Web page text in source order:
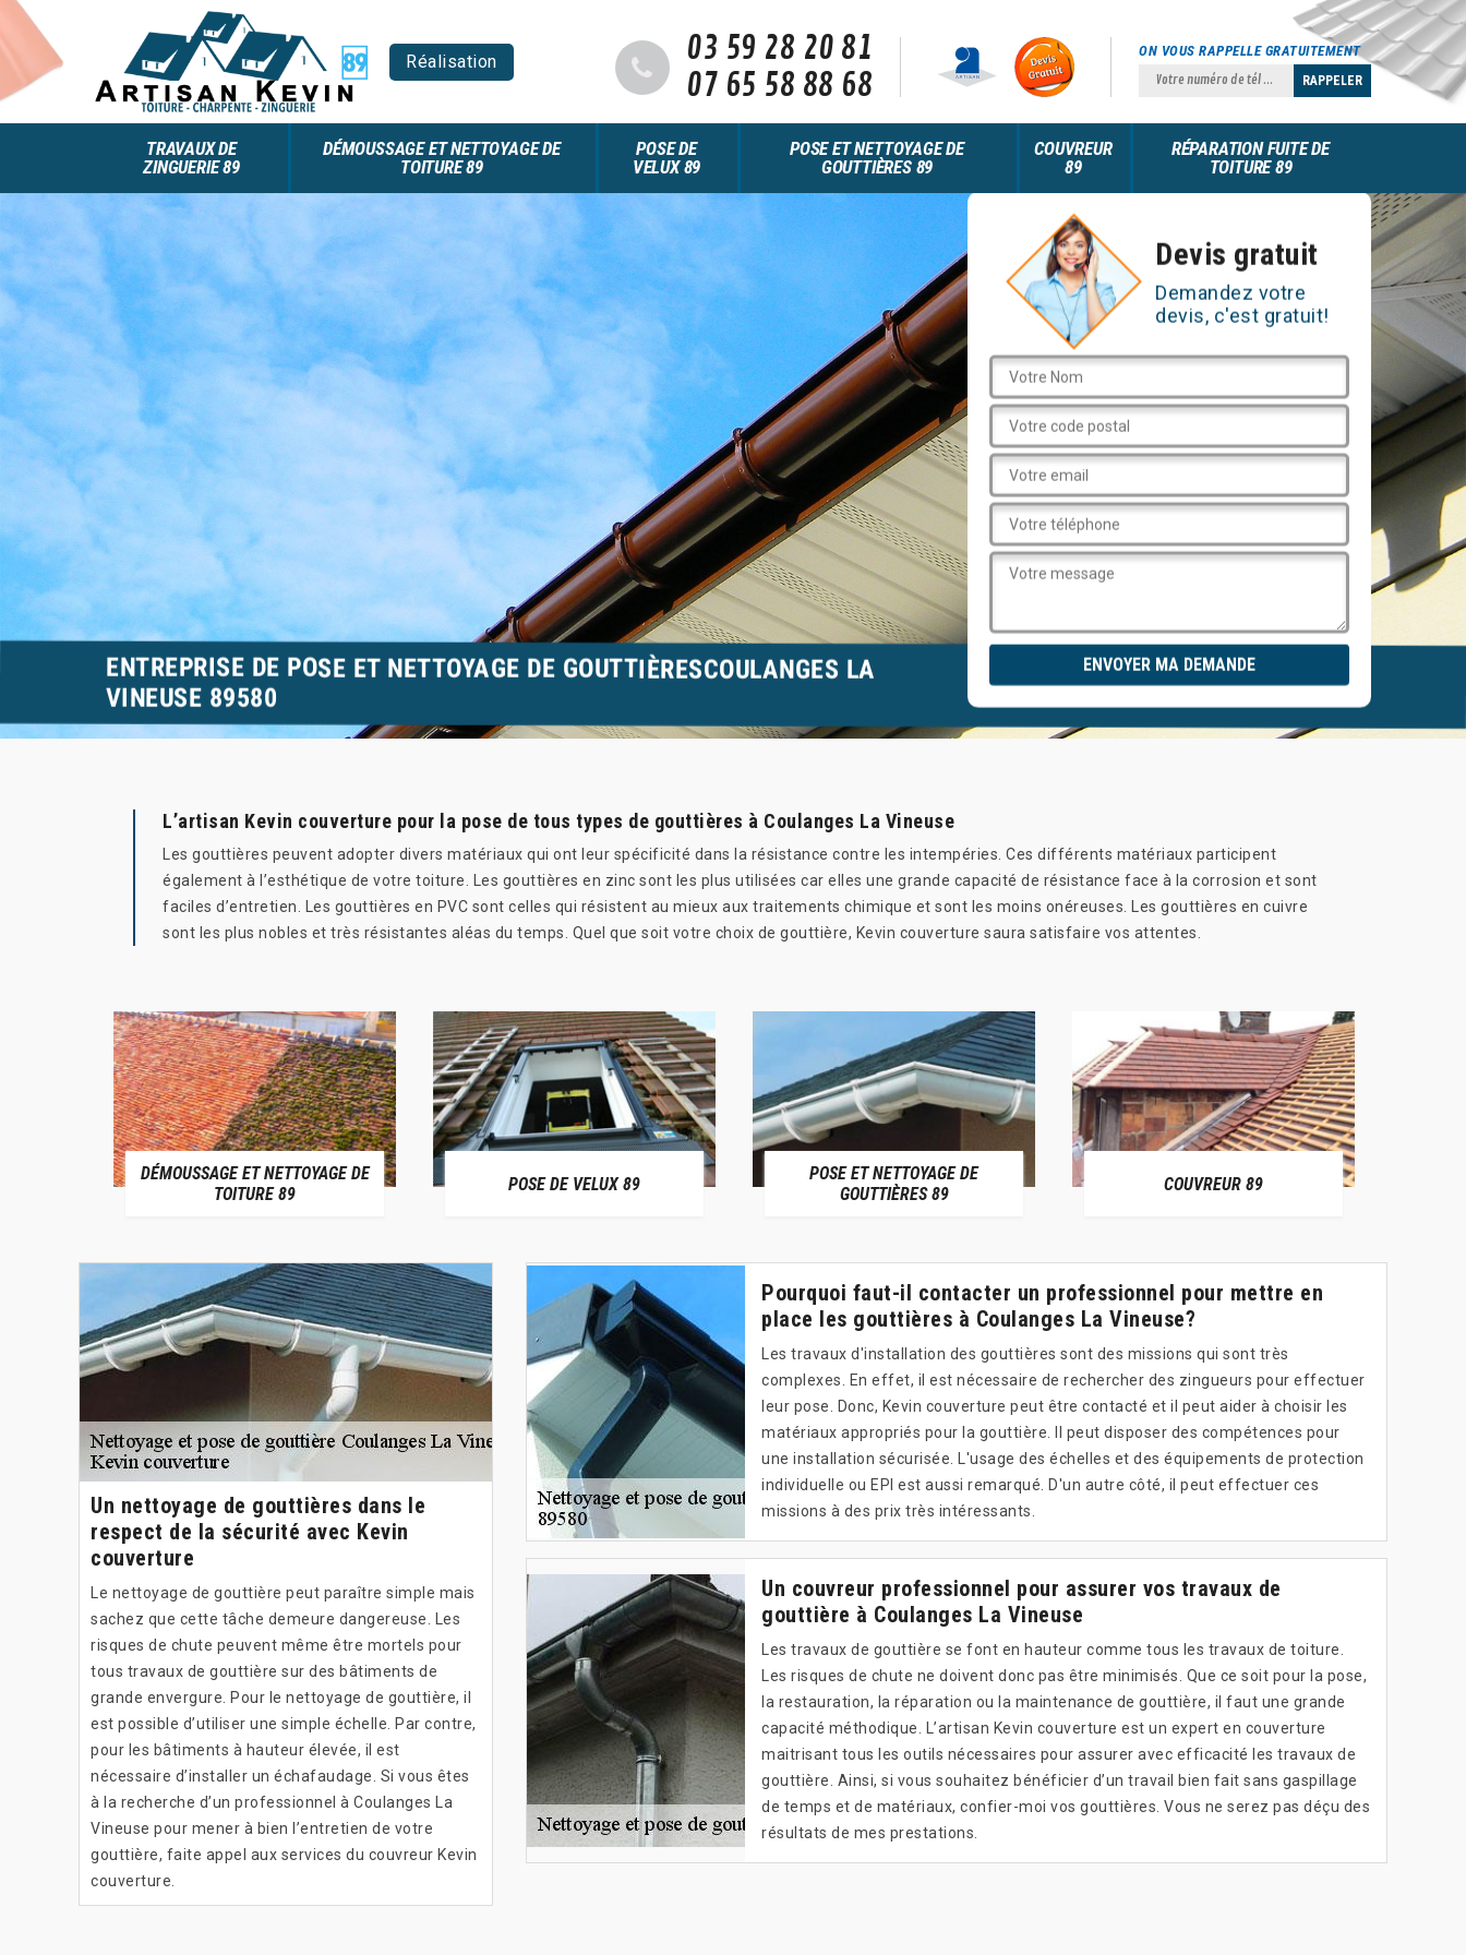
Réalisation
03 59 28 20 81
07 65 58 88 68
ON VOUS RAPPELLE GRATUITEMENT
TRAVAUX DE
ZINGUERIE 89
DÉMOUSSAGE ET NETTOYAGE DE
TOITURE 89
POSE DE
VELUX 89
POSE ET NETTOYAGE DE
GOUTTIÈRES 89
COUVREUR
89
RÉPARATION FUITE DE
TOITURE 89
Devis gratuit
Demandez votre
devis, c'est gratuit!
ENTREPRISE DE POSE ET NETTOYAGE DE GOUTTIÈRESCOULANGES LA
VINEUSE 89580
L’artisan Kevin couverture pour la pose de tous types de gouttières à Coulanges La Vineuse
Les gouttières peuvent adopter divers matériaux qui ont leur spécificité dans la résistance contre les intempéries. Ces différents matériaux participent
également à l’esthétique de votre toiture. Les gouttières en zinc sont les plus utilisées car elles une grande capacité de résistance face à la corrosion et sont
faciles d’entretien. Les gouttières en PVC sont celles qui résistent au mieux aux traitements chimique et sont les moins onéreuses. Les gouttières en cuivre
sont les plus nobles et très résistantes aléas du temps. Quel que soit votre choix de gouttière, Kevin couverture saura satisfaire vos attentes.
DÉMOUSSAGE ET NETTOYAGE DE
TOITURE 89
POSE DE VELUX 89
POSE ET NETTOYAGE DE
GOUTTIÈRES 89
COUVREUR 89
Un nettoyage de gouttières dans le
respect de la sécurité avec Kevin
couverture
Le nettoyage de gouttière peut paraître simple mais
sachez que cette tâche demeure dangereuse. Les
risques de chute peuvent même être mortels pour
tous travaux de gouttière sur des bâtiments de
grande envergure. Pour le nettoyage de gouttière, il
est possible d’utiliser une simple échelle. Par contre,
pour les bâtiments à hauteur élevée, il est
nécessaire d’installer un échafaudage. Si vous êtes
à la recherche d’un professionnel à Coulanges La
Vineuse pour mener à bien l’entretien de votre
gouttière, faite appel aux services du couvreur Kevin
couverture.
Pourquoi faut-il contacter un professionnel pour mettre en
place les gouttières à Coulanges La Vineuse?
Les travaux d'installation des gouttières sont des missions qui sont très
complexes. En effet, il est nécessaire de rechercher des zingueurs pour effectuer
leur pose. Donc, Kevin couverture peut être contacté et il peut aider à choisir les
matériaux appropriés pour la gouttière. Il peut disposer des compétences pour
une installation sécurisée. L'usage des échelles et des équipements de protection
individuelle ou EPI est aussi remarqué. D'un autre côté, il peut effectuer ces
missions à des prix très intéressants.
Un couvreur professionnel pour assurer vos travaux de
gouttière à Coulanges La Vineuse
Les travaux de gouttière se font en hauteur comme tous les travaux de toiture.
Les risques de chute ne doivent donc pas être minimisés. Que ce soit pour la pose,
la restauration, la réparation ou la maintenance de gouttière, il faut une grande
capacité méthodique. L’artisan Kevin couverture est un expert en couverture
maitrisant tous les outils nécessaires pour assurer avec efficacité les travaux de
gouttière. Ainsi, si vous souhaitez bénéficier d’un travail bien fait sans gaspillage
de temps et de matériaux, confier-moi vos gouttières. Vous ne serez pas déçu des
résultats de mes prestations.